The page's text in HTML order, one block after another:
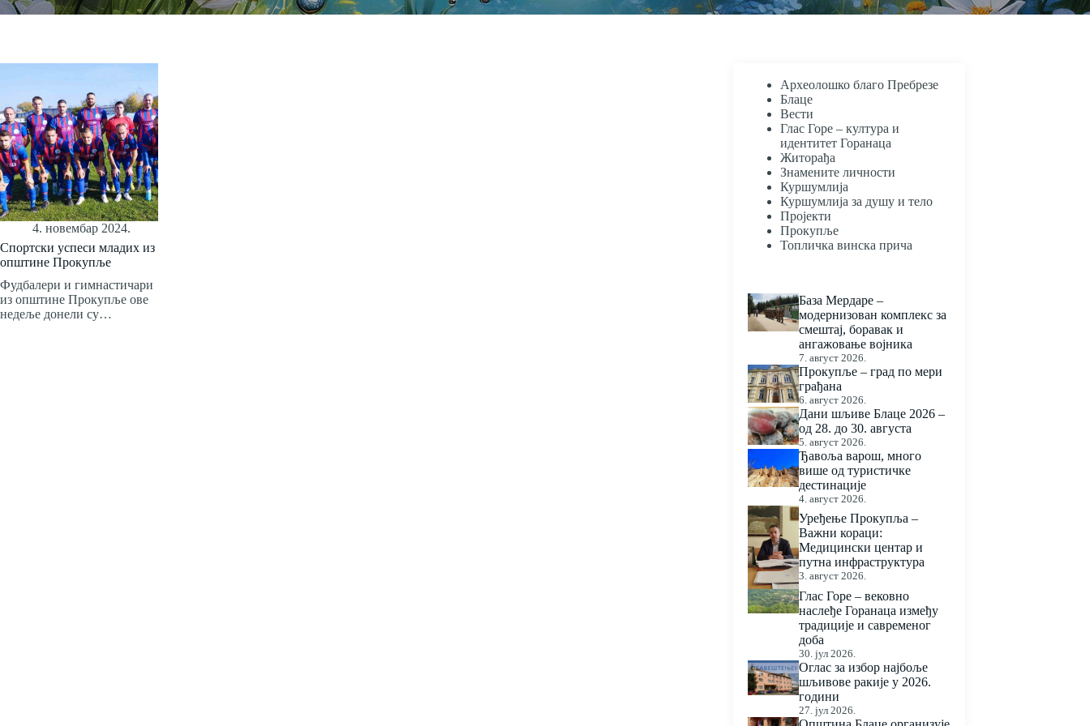
4. новембар 2024.
Спортски успеси младих из
општине Прокупље
Фудбалери и гимнастичари
из општине Прокупље ове
недеље донели су…
Археолошко благо Пребрезе
Блаце
Вести
Глас Горе – култура и
идентитет Горанаца
Житорађа
Знамените личности
Куршумлија
Куршумлија за душу и тело
Пројекти
Прокупље
Топличка винска прича
База Мердаре –
модернизован комплекс за
смештај, боравак и
ангажовање војника
7. август 2026.
Прокупље – град по мери
грађана
6. август 2026.
Дани шљиве Блаце 2026 –
од 28. до 30. августа
5. август 2026.
Ђавоља варош, много
више од туристичке
дестинације
4. август 2026.
Уређење Прокупља –
Важни кораци:
Медицински центар и
путна инфраструктура
3. август 2026.
Глас Горе – вековно
наслеђе Горанаца између
традиције и савременог
доба
30. јул 2026.
Оглас за избор најбоље
шљивове ракије у 2026.
години
27. јул 2026.